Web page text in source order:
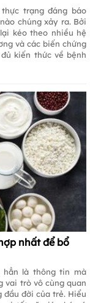
trạng đáng báo
chúng xảy ra. Bởi
kéo theo nhiều hệ
và các biến chứng
kiến thức về bệnh
nhất để bổ
hẳn là thông tin mà
vai trò vô cùng quan
đời của trẻ. Hiểu